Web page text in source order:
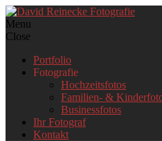
Skip
to
Menu
Close
Portfolio
Fotografie
Hochzeitsfotos
Familien- &
Businessfotos
Ihr Fotograf
Kontakt